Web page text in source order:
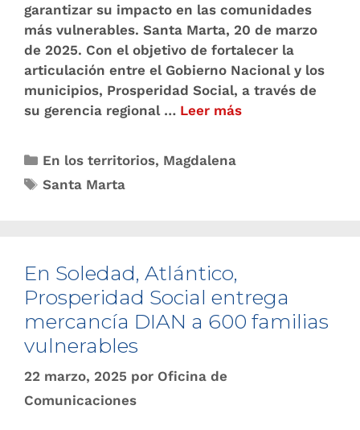
garantizar su impacto en las comunidades
más vulnerables. Santa Marta, 20 de marzo
de 2025. Con el objetivo de fortalecer la
articulación entre el Gobierno Nacional y los
municipios, Prosperidad Social, a través de
su gerencia regional … Leer más
En los territorios, Magdalena
Santa Marta
En Soledad, Atlántico,
Prosperidad Social entrega
mercancía DIAN a 600 familias
vulnerables
22 marzo, 2025 por Oficina de
Comunicaciones